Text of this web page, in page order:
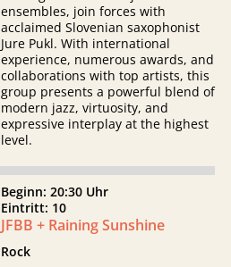
ensembles, join forces with
acclaimed Slovenian saxophonist
Jure Pukl. With international
experience, numerous awards, and
collaborations with top artists, this
group presents a powerful blend of
modern jazz, virtuosity, and
expressive interplay at the highest
level.
Beginn: 20:30 Uhr
Eintritt: 10
JFBB + Raining Sunshine
Rock